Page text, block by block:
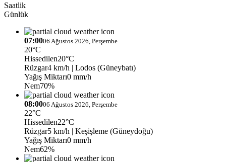
Saatlik
Günlük
07:0006 Ağustos 2026, Perşembe
20°C
Hissedilen20°C
Rüzgar4 km/h | Lodos (Güneybatı)
Yağış Miktarı0 mm/h
Nem70%
08:0006 Ağustos 2026, Perşembe
22°C
Hissedilen22°C
Rüzgar5 km/h | Keşişleme (Güneydoğu)
Yağış Miktarı0 mm/h
Nem62%